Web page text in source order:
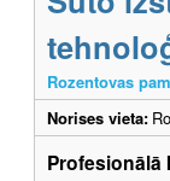
Rozentovas
Norises vieta: